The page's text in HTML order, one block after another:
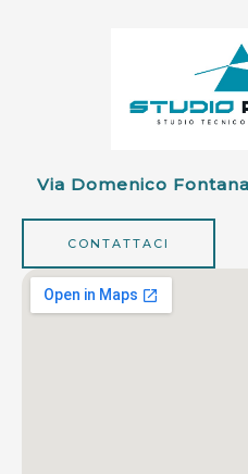
Via Domenico
CONTATTACI